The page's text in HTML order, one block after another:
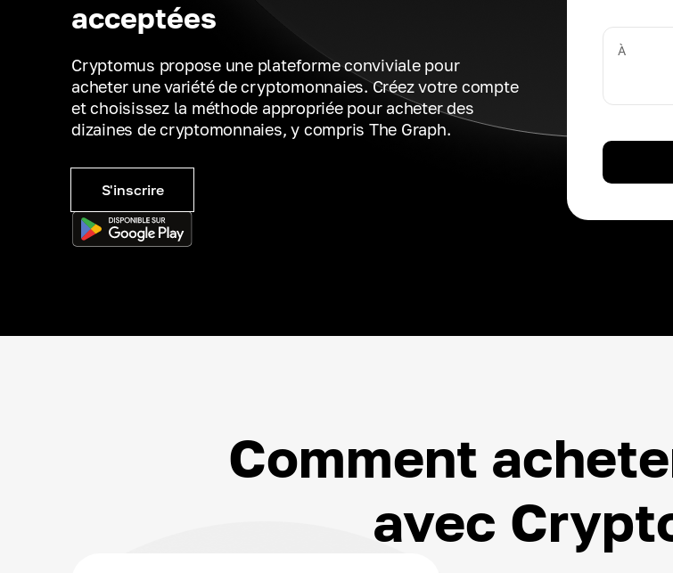
acceptées
Cryptomus propose une plateforme conviviale pour
acheter une variété de cryptomonnaies. Créez votre compte
et choisissez la méthode appropriée pour acheter des
dizaines de cryptomonnaies, y compris The Graph.
S'inscrire
À
Comment
avec